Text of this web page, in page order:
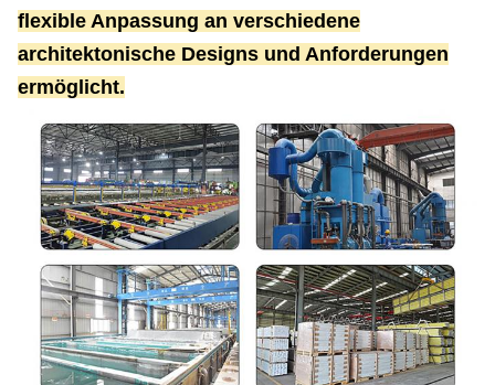
flexible Anpassung an verschiedene
architektonische Designs und Anforderungen
ermöglicht.